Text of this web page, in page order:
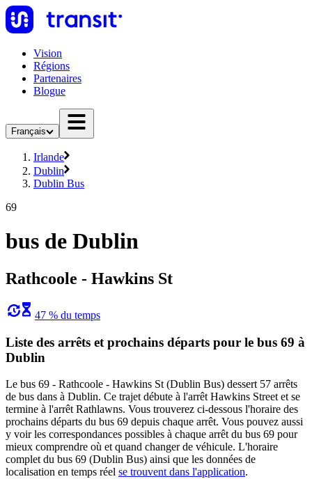
Vision
Régions
Partenaires
Blogue
Français
Irlande
Dublin
Dublin Bus
69
bus de Dublin
Rathcoole - Hawkins St
47 % du temps
Liste des arrêts et prochains départs pour le bus 69 à
Dublin
Le bus 69 - Rathcoole - Hawkins St (Dublin Bus) dessert 57 arrêts
de bus dans à Dublin. Ce trajet débute à l'arrêt Hawkins Street et se
termine à l'arrêt Rathlawns. Vous trouverez ci-dessous l'horaire des
prochains départs du bus 69 depuis chaque arrêt. Vous pouvez aussi
y voir les correspondances possibles à chaque arrêt du bus 69 pour
mieux comprendre où et quand changer de véhicule. L'horaire
complet du bus 69 (Dublin Bus) ainsi que les données de
localisation en temps réel se trouvent dans l'application.